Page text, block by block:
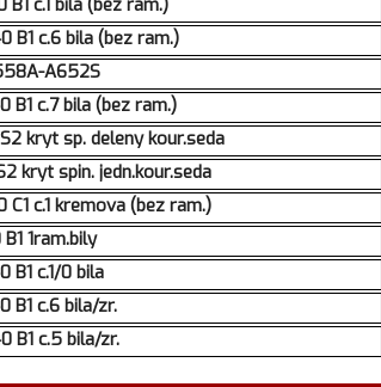
c.1 bila (bez ram.)
B1 c.6 bila (bez ram.)
A652S
c.7 bila (bez ram.)
kryt sp. deleny kour.seda
kryt spin. jedn.kour.seda
c.1 kremova (bez ram.)
1ram.bily
B1 c.1/0 bila
B1 c.6 bila/zr.
B1 c.5 bila/zr.